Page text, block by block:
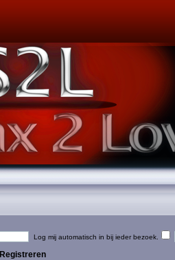
Log mij automatisch in bij ieder bezoek.
Registreren